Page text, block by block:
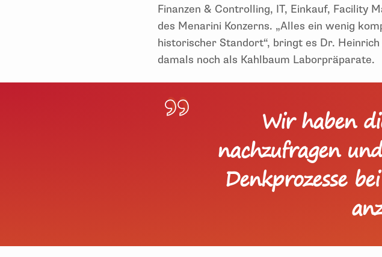
Finanzen & Controlling, IT, Einkauf, Facility
des Menarini Konzerns. „Alles ein wenig
historischer Standort“, bringt es Dr.
damals noch als Kahlbaum Laborpräparate.
Wir haben
nachzufragen
Denkprozesse